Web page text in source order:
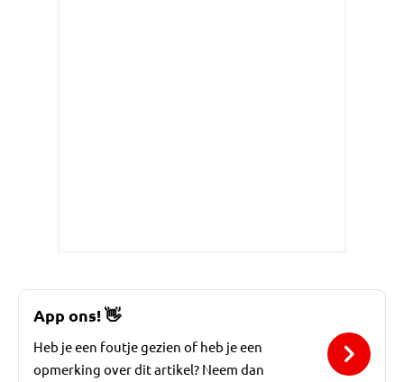
App ons!👋
Heb je een foutje gezien of heb je een
opmerking over dit artikel? Neem dan